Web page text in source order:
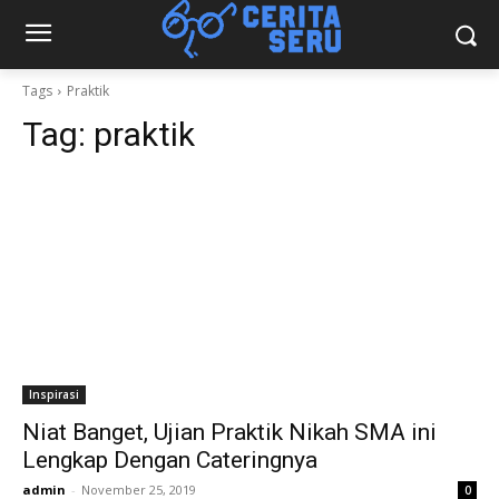
Tags Praktik
Tag: praktik
Inspirasi
Niat Banget, Ujian Praktik Nikah SMA ini
Lengkap Dengan Cateringnya
admin - November 25, 2019 0